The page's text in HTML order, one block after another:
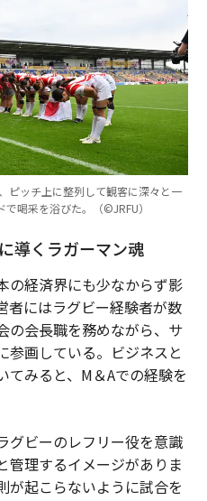
ピッチ上に整列して観客に深々と一
喝采を浴びた。（©︎JRFU）
導くラガーマン魂
の経済界にも少なからず影
者にはラグビー経験者が数
の会長職を務めながら、サ
参画している。ビジネスと
てみると、M＆Aでの経験を
グビーのレフリー役を意識
管理するイメージがありま
が起こらないように試合を